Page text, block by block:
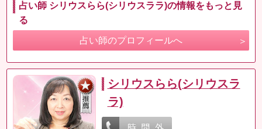
占い師 シリウスらら(シリウスララ)の情報をもっと見
る
占い師のプロフィールへ
シリウスらら(シリウスラ
ラ)